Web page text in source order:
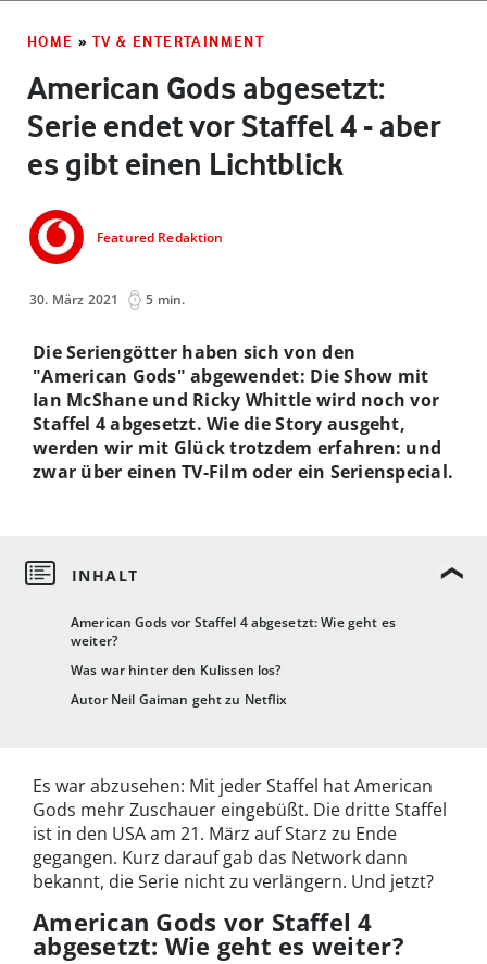
HOME » TV & ENTERTAINMENT
American Gods abgesetzt:
Serie endet vor Staffel 4 - aber
es gibt einen Lichtblick
Featured Redaktion
30. März 2021 5 min.
American Gods vor Staffel 4 abgesetzt: Wie geht es
weiter?
Was war hinter den Kulissen los?
Autor Neil Gaiman geht zu Netflix
Die Seriengötter haben sich von den
"American Gods" abgewendet: Die Show mit
Ian McShane und Ricky Whittle wird noch vor
Staffel 4 abgesetzt. Wie die Story ausgeht,
werden wir mit Glück trotzdem erfahren: und
zwar über einen TV-Film oder ein Serienspecial.
Es war abzusehen: Mit jeder Staffel hat American
Gods mehr Zuschauer eingebüßt. Die dritte Staffel
ist in den USA am 21. März auf Starz zu Ende
gegangen. Kurz darauf gab das Network dann
bekannt, die Serie nicht zu verlängern. Und jetzt?
American Gods vor Staffel 4
abgesetzt: Wie geht es weiter?